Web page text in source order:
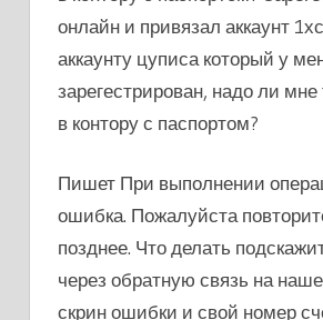
онлайн и привязал аккаунт
аккаунту цуписа который у
зарегестрирован, надо ли мне
в контору с паспортом?
Пишет При выполнении
ошибка. Пожалуйста
позднее. Что делать
через обратную связь на
скрин ошибки и свой номер